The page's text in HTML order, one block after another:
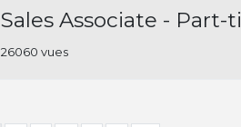
Sales Associate - Part-
26060 vues